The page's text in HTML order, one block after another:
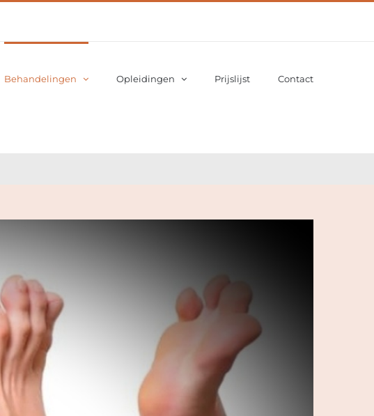
Behandelingen Opleidingen Prijslijst Contact